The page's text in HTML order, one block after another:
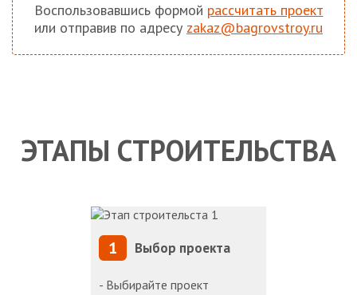
Воспользовавшись формой рассчитать проект
или отправив по адресу zakaz@bagrovstroy.ru
ЭТАПЫ СТРОИТЕЛЬСТВА
1 Выбор проекта
- Выбирайте проект